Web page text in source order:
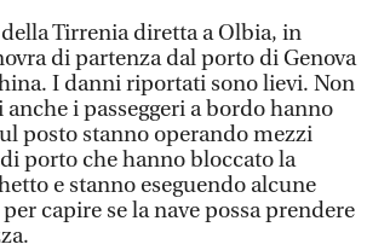
Tirrenia diretta a Olbia, in
di partenza dal porto di Genova
I danni riportati sono lievi. Non
i passeggeri a bordo hanno
posto stanno operando mezzi
porto che hanno bloccato la
e stanno eseguendo alcune
capire se la nave possa prendere